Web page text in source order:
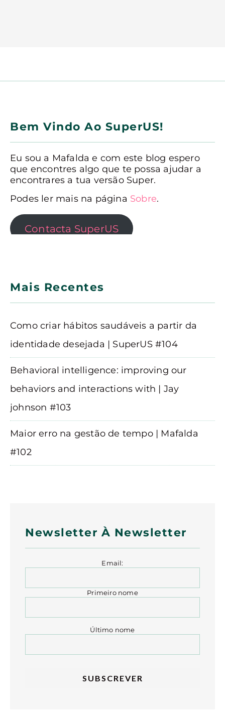
Bem Vindo Ao SuperUS!
Eu sou a Mafalda e com este blog espero
que encontres algo que te possa ajudar a
encontrares a tua versão Super.
Podes ler mais na página Sobre.
Contacta SuperUS
Mais Recentes
Como criar hábitos saudáveis a partir da
identidade desejada | SuperUS #104
Behavioral intelligence: improving our
behaviors and interactions with | Jay
johnson #103
Maior erro na gestão de tempo | Mafalda
#102
Newsletter À Newsletter
Email:
Primeiro nome
Último nome